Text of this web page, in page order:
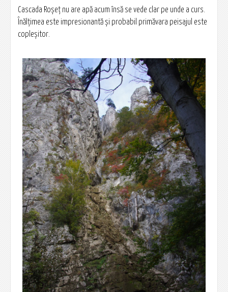
Cascada Roșeț nu are apă acum însă se vede clar pe unde a curs.
Înălţimea este impresionantă şi probabil primăvara peisajul este
copleşitor.